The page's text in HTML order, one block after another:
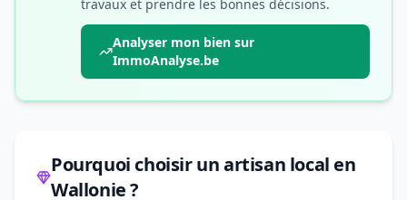
travaux et prendre les bonnes décisions.
Analyser mon bien sur
ImmoAnalyse.be
Pourquoi choisir un artisan local en
Wallonie ?